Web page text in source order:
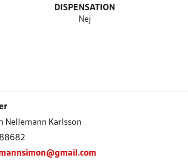
DISPENSATION
Nej
Nellemann Karlsson